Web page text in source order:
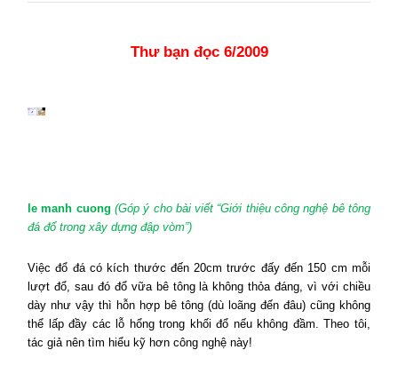
Thư bạn đọc 6/2009
le manh cuong (Góp ý cho bài viết “Giới thiệu công nghệ bê tông
đá đổ trong xây dựng đập vòm”)
Việc đổ đá có kích thước đến 20cm trước đấy đến 150 cm mỗi
lượt đổ, sau đó đổ vữa bê tông là không thỏa đáng, vì với chiều
dày như vậy thì hỗn hợp bê tông (dù loãng đến đâu) cũng không
thể lấp đầy các lỗ hổng trong khối đổ nếu không đầm. Theo tôi,
tác giả nên tìm hiểu kỹ hơn công nghệ này!